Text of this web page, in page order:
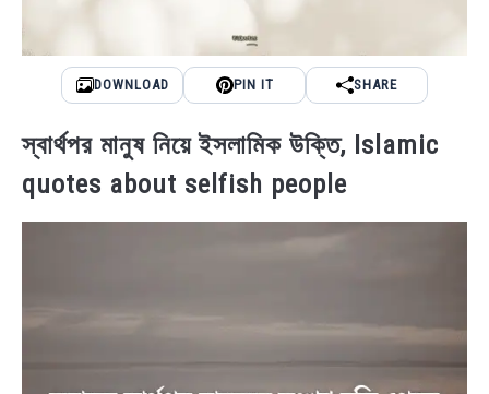
DOWNLOAD PIN IT SHARE
স্বার্থপর মানুষ নিয়ে ইসলামিক উক্তি, Islamic
quotes about selfish people